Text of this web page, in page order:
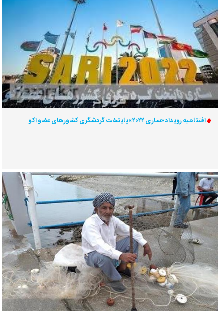
افتتاحیه رویداد «ساری ۲۰۲۲»پایتخت گردشگری کشورهای عضو اکو